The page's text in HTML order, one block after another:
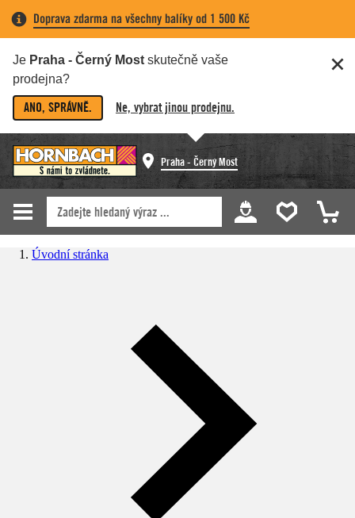
Doprava zdarma na všechny balíky od 1 500 Kč
Je Praha - Černý Most skutečně vaše
prodejna?
ANO, SPRÁVNĚ. Ne, vybrat jinou prodejnu.
Praha - Černý Most
Úvodní stránka